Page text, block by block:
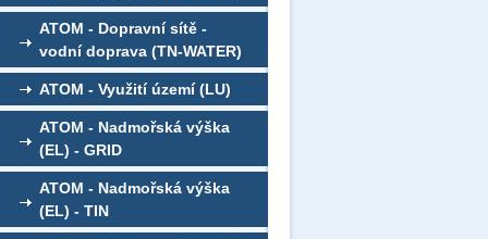
ATOM - Dopravní sítě -
vodní doprava (TN-WATER)
ATOM - Využití území (LU)
ATOM - Nadmořská výška
(EL) - GRID
ATOM - Nadmořská výška
(EL) - TIN